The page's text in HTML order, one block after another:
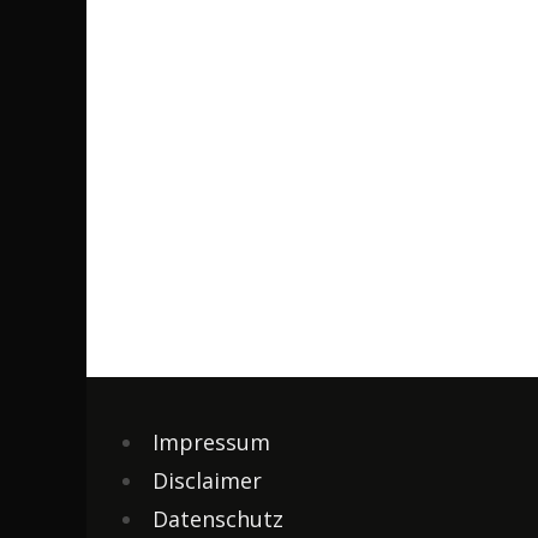
Impressum
Disclaimer
Datenschutz